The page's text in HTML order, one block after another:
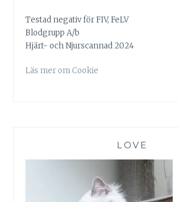
Testad negativ för FIV, FeLV
Blodgrupp A/b
Hjärt- och Njurscannad 2024
Läs mer om Cookie
LOVE